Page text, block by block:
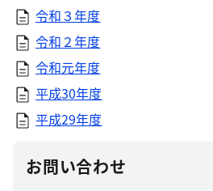
令和３年度
令和２年度
令和元年度
平成30年度
平成29年度
お問い合わせ